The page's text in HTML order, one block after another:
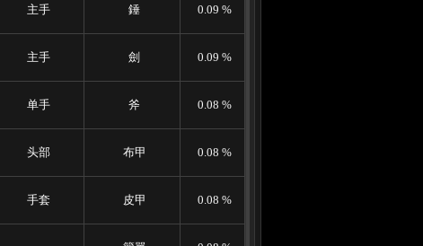
主手 錘 0.09 %
主手 劍 0.09 %
单手 斧 0.08 %
头部 布甲 0.08 %
手套 皮甲 0.08 %